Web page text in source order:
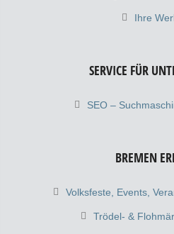
Ihre
SERVICE FÜR
SEO –
BREMEN
Volksfeste, Events,
Trödel- &